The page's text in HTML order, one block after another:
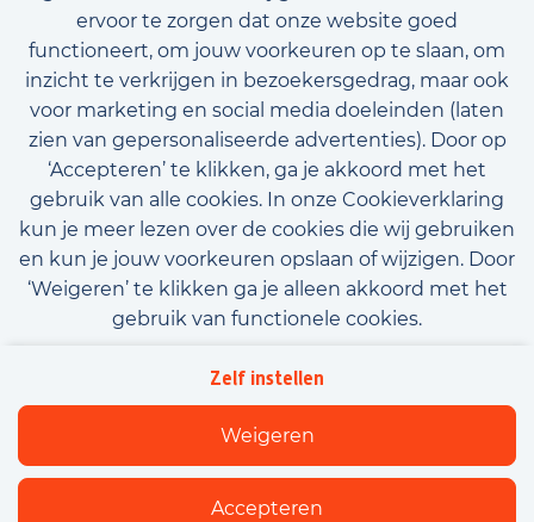
ervoor te zorgen dat onze website goed
functioneert, om jouw voorkeuren op te slaan, om
inzicht te verkrijgen in bezoekersgedrag, maar ook
voor marketing en social media doeleinden (laten
zien van gepersonaliseerde advertenties). Door op
‘Accepteren’ te klikken, ga je akkoord met het
gebruik van alle cookies. In onze Cookieverklaring
kun je meer lezen over de cookies die wij gebruiken
en kun je jouw voorkeuren opslaan of wijzigen. Door
‘Weigeren’ te klikken ga je alleen akkoord met het
gebruik van functionele cookies.
Zelf instellen
Weigeren
Accepteren
Algemene voorwaarden Privacy
Cookies
Flexfamily